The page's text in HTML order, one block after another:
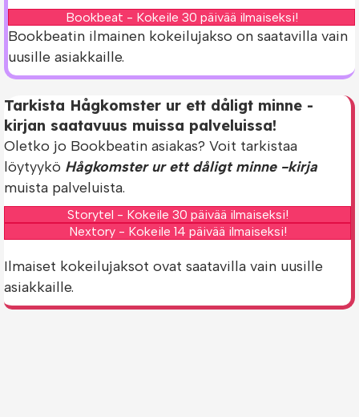
Bookbeat - Kokeile 30 päivää ilmaiseksi!
Bookbeatin ilmainen kokeilujakso on saatavilla vain
uusille asiakkaille.
Tarkista Hågkomster ur ett dåligt minne -
kirjan saatavuus muissa palveluissa!
Oletko jo Bookbeatin asiakas? Voit tarkistaa
löytyykö Hågkomster ur ett dåligt minne -kirja
muista palveluista.
Storytel - Kokeile 30 päivää ilmaiseksi!
Nextory - Kokeile 14 päivää ilmaiseksi!
Ilmaiset kokeilujaksot ovat saatavilla vain uusille
asiakkaille.